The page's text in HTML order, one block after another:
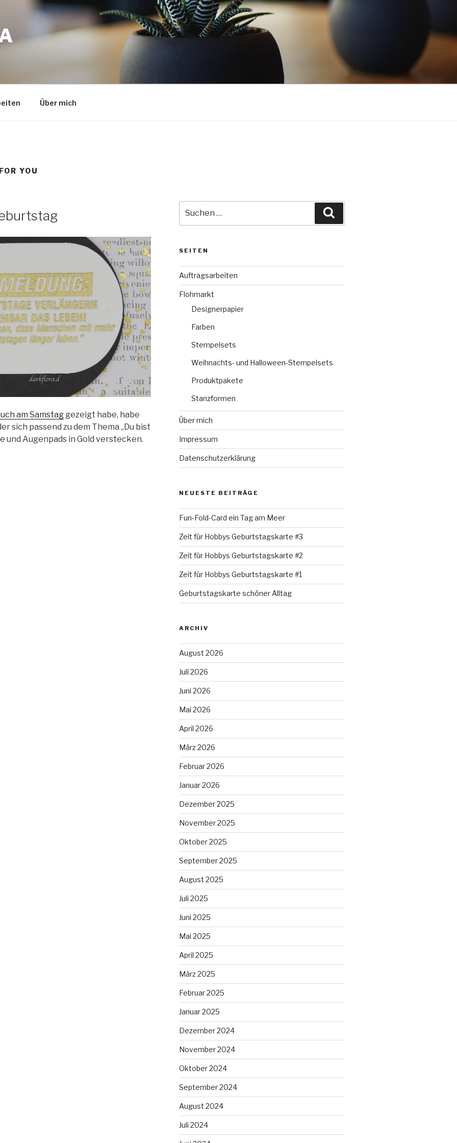
Über mich
YOU
am Samstag gezeigt habe, habe
sich passend zu dem Thema „Du bist
und Augenpads in Gold verstecken.
nach:
SEITEN
Auftragsarbeiten
Flohmarkt
Designerpapier
Farben
Stempelsets
Weihnachts- und Halloween-Stempelsets
Produktpakete
Stanzformen
Über mich
Impressum
Datenschutzerklärung
NEUESTE BEITRÄGE
Fun-Fold-Card ein Tag am Meer
Zeit für Hobbys Geburtstagskarte #3
Zeit für Hobbys Geburtstagskarte #2
Zeit für Hobbys Geburtstagskarte #1
Geburtstagskarte schöner Alltag
ARCHIV
August 2026
Juli 2026
Juni 2026
Mai 2026
April 2026
März 2026
Februar 2026
Januar 2026
Dezember 2025
November 2025
Oktober 2025
September 2025
August 2025
Juli 2025
Juni 2025
Mai 2025
April 2025
März 2025
Februar 2025
Januar 2025
Dezember 2024
November 2024
Oktober 2024
September 2024
August 2024
Juli 2024